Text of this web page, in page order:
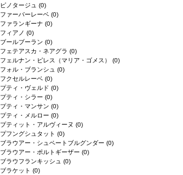
ピノタージュ (0)
ファーバーレーベ (0)
ファランギーナ (0)
フィアノ (0)
ブールブーラン (0)
フェテアスカ・ネアグラ (0)
フェルナン・ピレス（マリア・ゴメス） (0)
フォル・ブランシュ (0)
フクセルレーベ (0)
プティ・ヴェルド (0)
プティ・シラー (0)
プティ・マンサン (0)
プティ・メルロー (0)
プティット・アルヴィーヌ (0)
プフングシュタット (0)
ブラウアー・シュペートブルグンダー (0)
ブラウアー・ポルトギーザー (0)
ブラウフランキッシュ (0)
ブラケット (0)